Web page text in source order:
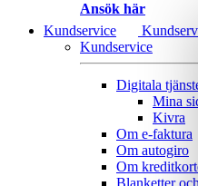
Ansök här
Kundservice
Kundservice
Digitala
Mina
Kivra
Om e-faktura
Om autogiro
Om
Blanketter